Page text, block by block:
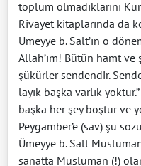
toplum olmadıklarını
Rivayet kitaplarında da
Ümeyye b. Salt’ın o
Allah’ım! Bütün hamt ve
şükürler sendendir.
layık başka varlık
başka her şey boştur ve
Peygamber’e (sav) şu
Ümeyye b. Salt
sanatta Müslüman (!)